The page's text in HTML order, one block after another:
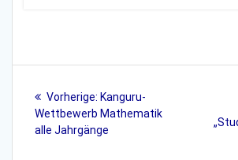
Vorherige: Vorheriger
Beitrag:
Kanguru-
Wettbewerb Mathematik
alle Jahrgänge